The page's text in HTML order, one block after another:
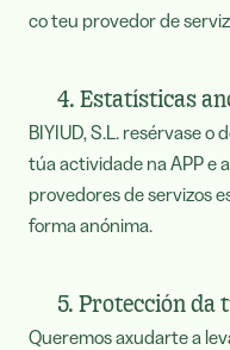
co teu provedor de
4. Estatísticas
BIYIUD, S.L. resérvase
túa actividade na APP e
provedores de servizos
forma anónima.
5. Protección da
Queremos axudarte a